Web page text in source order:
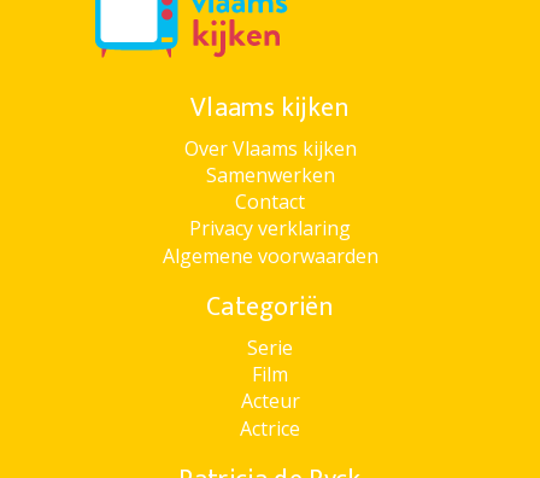
Vlaams kijken
Over Vlaams kijken
Samenwerken
Contact
Privacy verklaring
Algemene voorwaarden
Categoriën
Serie
Film
Acteur
Actrice